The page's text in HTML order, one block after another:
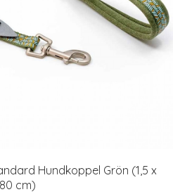
Hundkoppel Grön (1,5 x
cm)